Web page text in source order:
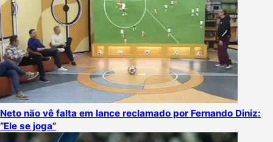
Neto não vê falta em lance reclamado por Fernando Diniz:
“Ele se joga”